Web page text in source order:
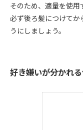
そのため、適量を使用
必ず後ろ髪につけてか
うにしましょう。
好き嫌いが分かれ